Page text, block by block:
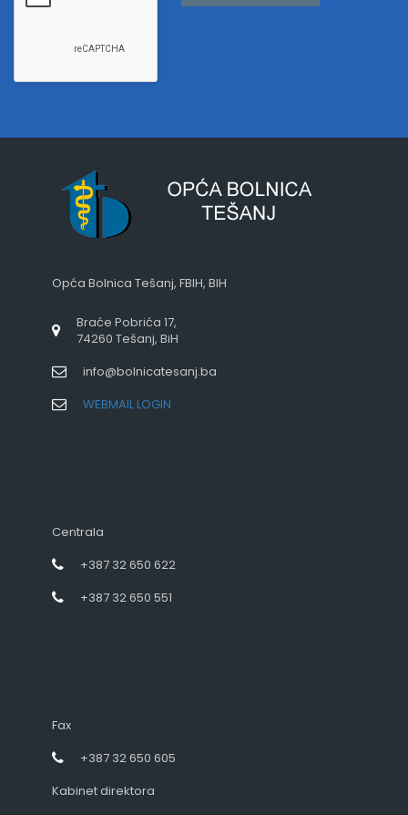
Opća Bolnica Tešanj, FBIH, BIH
Braće Pobrića 17,
74260 Tešanj, BiH
info@bolnicatesanj.ba
WEBMAIL LOGIN
Centrala
+387 32 650 622
+387 32 650 551
Fax
+387 32 650 605
Kabinet direktora